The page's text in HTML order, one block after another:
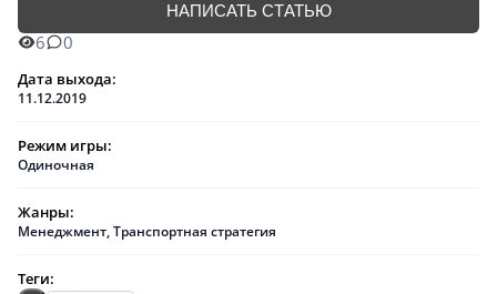
НАПИСАТЬ СТАТЬЮ
6 0
Дата выхода:
11.12.2019
Режим игры:
Одиночная
Жанры:
Менеджмент,Транспортная стратегия
Теги: